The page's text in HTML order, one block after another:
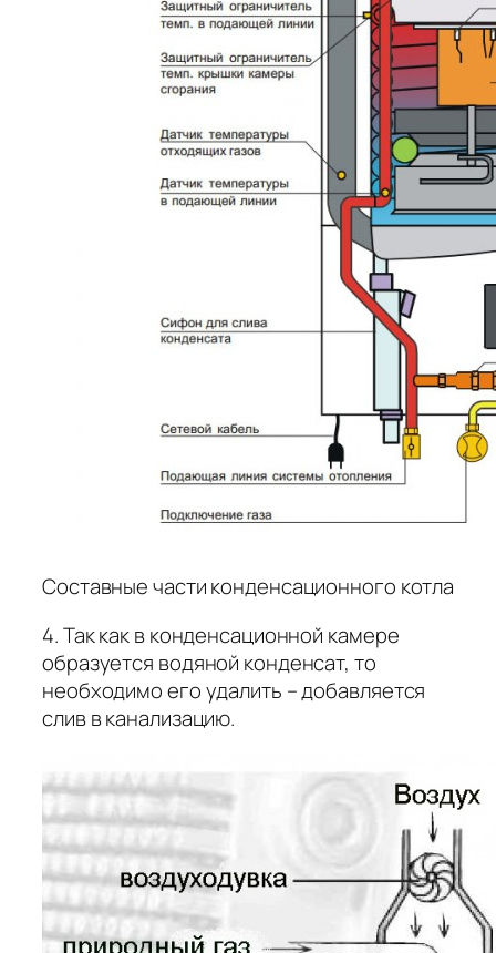
Составные части конденсационного котла
4. Так как в конденсационной камере
образуется водяной конденсат, то
необходимо его удалить – добавляется
слив в канализацию.